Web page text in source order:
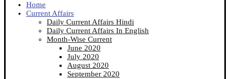
Home
Current Affairs
Daily Current Affairs Hindi
Daily Current Affairs In English
Month-Wise Current
June 2020
July 2020
August 2020
September 2020